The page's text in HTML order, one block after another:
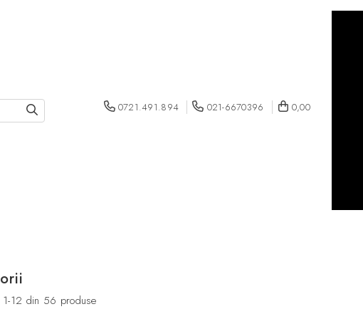
0721.491.894 021-6670396 0,00
1-12 din 56 produse